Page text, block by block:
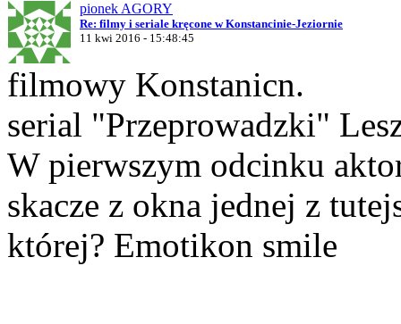
pionek AGORY
Re: filmy i seriale kręcone w Konstancinie-Jeziornie
11 kwi 2016 - 15:48:45
filmowy Konstanicn.
serial "Przeprowadzki"
W pierwszym odcinku
skacze z okna jednej z
której? Emotikon smile